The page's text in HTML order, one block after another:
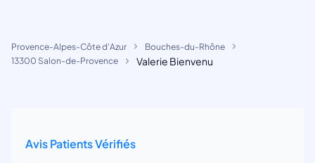
Provence-Alpes-Côte d'Azur
Bouches-du-Rhône
13300 Salon-de-Provence
Valerie Bienvenu
Avis Patients Vérifiés